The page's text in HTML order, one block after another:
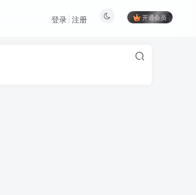
开通会员
登录 注册